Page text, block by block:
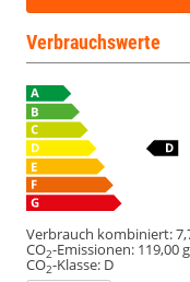
Verbrauchswerte
Verbrauch kombiniert:
CO2-Emissionen: 119,00
CO2-Klasse: D